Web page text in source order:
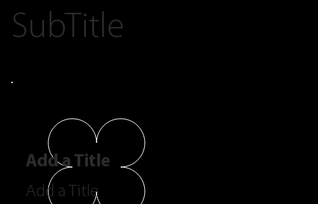
SubTitle
Add a Title
Add a Title